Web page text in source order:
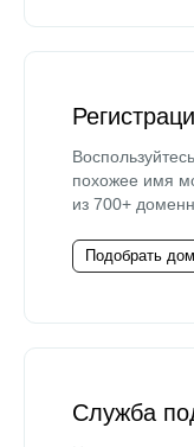
похожее имя
из 700+
Подобрать
Служба